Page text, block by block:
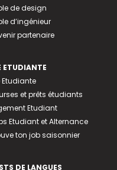
de design
d’ingénieur
partenaire
ETUDIANTE
Etudiante
et prêts étudiants
Etudiant
Etudiant et Alternance
ton job saisonnier
DE LANGUES